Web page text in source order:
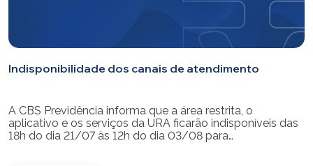
Indisponibilidade dos canais de atendimento
A CBS Previdência informa que a área restrita, o
aplicativo e os serviços da URA ficarão indisponíveis das
18h do dia 21/07 às 12h do dia 03/08 para